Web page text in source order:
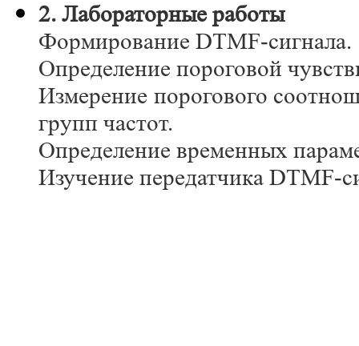
2. Лабораторные работы
Формирование DTMF-сигнала.
Определение пороговой
Измерение порогового
групп частот.
Определение временных
Изучение передатчика DTMF-